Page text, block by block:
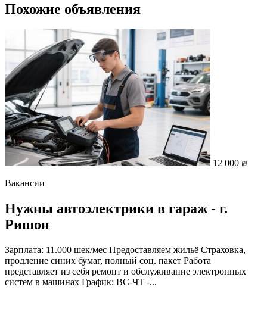
Похожие объявления
12 000 ₪
Вакансии
Нужны автоэлектрики в гараж - г.
Ришон
Зарплата: 11.000 шек/мес Предоставляем жильё Страховка,
продление синих бумаг, полный соц. пакет Работа
представляет из себя ремонт и обслуживание электронных
систем в машинах График: ВС-ЧТ -...